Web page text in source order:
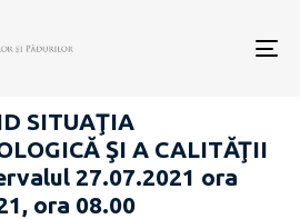
MEDIULUI
SITUAŢIA
ŞI A CALITĂŢII
27.07.2021 ora
ora 08.00